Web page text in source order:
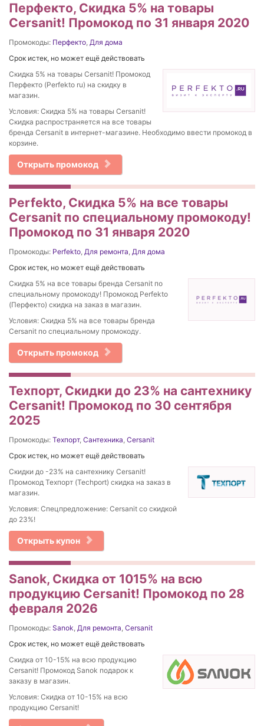
Перфекто, Скидка 5% на товары
Cersanit! Промокод по 31 января 2020
Промокоды: Перфекто, Для дома
Срок истек, но может ещё действовать
Скидка 5% на товары Cersanit! Промокод
Перфекто (Perfekto ru) на скидку в
магазин.
Условия: Скидка 5% на товары Cersanit!
Скидка распространяется на все товары
бренда Cersanit в интернет-магазине. Необходимо ввести промокод в
корзине.
Открыть промокод
Perfekto, Скидка 5% на все товары
Cersanit по специальному промокоду!
Промокод по 31 января 2020
Промокоды: Perfekto, Для ремонта, Для дома
Срок истек, но может ещё действовать
Скидка 5% на все товары бренда Cersanit по
специальному промокоду! Промокод Perfekto
(Перфекто) скидка на заказ в магазин.
Условия: Скидка 5% на все товары бренда
Cersanit по специальному промокоду.
Открыть промокод
Техпорт, Скидки до 23% на сантехнику
Cersanit! Промокод по 30 сентября
2025
Промокоды: Техпорт, Сантехника, Cersanit
Срок истек, но может ещё действовать
Скидки до -23% на сантехнику Cersanit!
Промокод Техпорт (Techport) скидка на заказ в
магазин.
Условия: Спецпредложение: Cersanit со скидкой
до 23%!
Открыть купон
Sanok, Скидка от 1015% на вcю
продукцию Cersanit! Промокод по 28
февраля 2026
Промокоды: Sanok, Для ремонта, Cersanit
Срок истек, но может ещё действовать
Скидка от 10-15% на вcю продукцию
Cersanit! Промокод Sanok подарок к
заказу в магазин.
Условия: Скидка от 10-15% на вcю
продукцию Cersanit!